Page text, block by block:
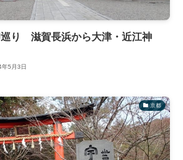
り 滋賀長浜から大津・近江神
5月3日
京都